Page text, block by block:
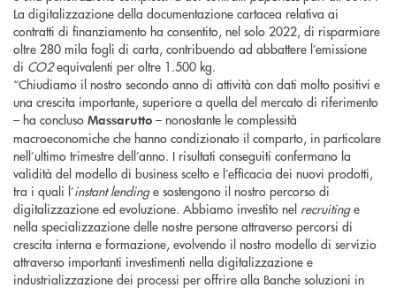
La digitalizzazione della documentazione cartacea relativa ai
contratti di finanziamento ha consentito, nel solo 2022, di risparmiare
oltre 280 mila fogli di carta, contribuendo ad abbattere l’emissione
di CO2equivalenti per oltre 1.500 kg.
“Chiudiamo il nostro secondo anno di attività con dati molto positivi e
una crescita importante, superiore a quella del mercato di riferimento
– ha concluso Massarutto – nonostante le complessità
macroeconomiche che hanno condizionato il comparto, in particolare
nell’ultimo trimestre dell’anno. I risultati conseguiti confermano la
validità del modello di business scelto e l’efficacia dei nuovi prodotti,
tra i quali l’instant lendinge sostengono il nostro percorso di
digitalizzazione ed evoluzione. Abbiamo investito nel recruitinge
nella specializzazione delle nostre persone attraverso percorsi di
crescita interna e formazione, evolvendo il nostro modello di servizio
attraverso importanti investimenti nella digitalizzazione e
industrializzazione dei processi per offrire alla Banche soluzioni in